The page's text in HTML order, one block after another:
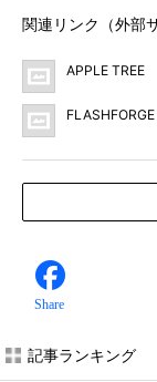
関連リンク（外部
APPLE TREE
FLASHFORGE
Share
記事ランキング